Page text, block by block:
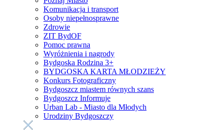
Komunikacja i transport
Osoby niepełnosprawne
Zdrowie
ZIT BydOF
Pomoc prawna
Wyróżnienia i nagrody
Bydgoska Rodzina 3+
BYDGOSKA KARTA MŁODZIEŻY
Konkurs Fotograficzny
Bydgoszcz miastem równych szans
Bydgoszcz Informuje
Urban Lab - Miasto dla Młodych
Urodziny Bydgoszczy